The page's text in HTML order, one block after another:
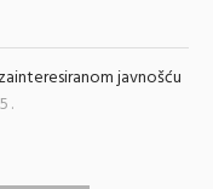
javnošću